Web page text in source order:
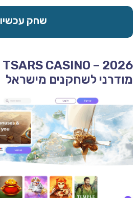
שחק עכשיו
מודרני לשחקנים מישראל